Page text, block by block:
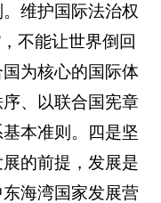
维护国际法治权
不能让世界倒回
为核心的国际体
、以联合国宪章
本准则。四是坚
的前提，发展是
海湾国家发展营